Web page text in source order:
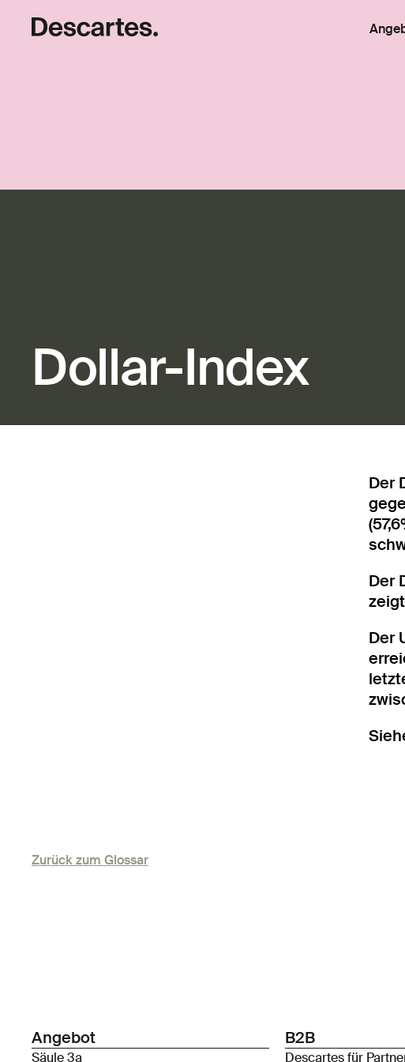
Dollar-Index
Der
Der
Der
Zurück zum Glossar
Angebot
Säule 3a
B2B
Descartes für